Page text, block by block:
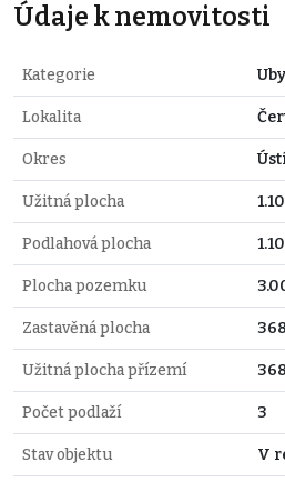
Údaje k nemovitosti
Kategorie
Lokalita
Okres
Užitná plocha
Podlahová plocha
Plocha pozemku
Zastavěná plocha
Užitná plocha přízemí
Počet podlaží 3
Stav objektu V